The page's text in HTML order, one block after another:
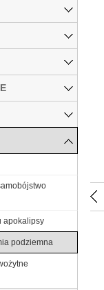
apokalipsy
podziemna